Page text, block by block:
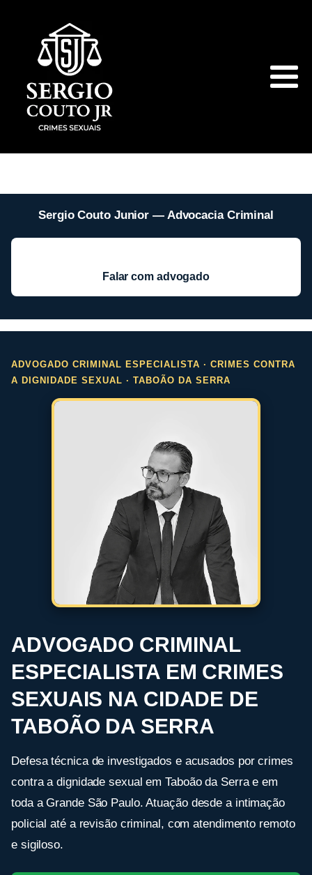
Sergio Couto Junior — Advocacia Criminal
Falar com advogado
ADVOGADO CRIMINAL ESPECIALISTA · CRIMES CONTRA
A DIGNIDADE SEXUAL · TABOÃO DA SERRA
ADVOGADO CRIMINAL
ESPECIALISTA EM CRIMES
SEXUAIS NA CIDADE DE
TABOÃO DA SERRA
Defesa técnica de investigados e acusados por crimes
contra a dignidade sexual em Taboão da Serra e em
toda a Grande São Paulo. Atuação desde a intimação
policial até a revisão criminal, com atendimento remoto
e sigiloso.